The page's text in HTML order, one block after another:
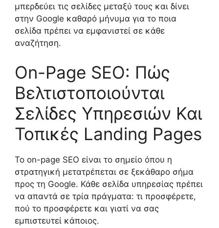
μπερδεύει τις σελίδες μεταξύ τους και δίνει
στην Google καθαρό μήνυμα για το ποια
σελίδα πρέπει να εμφανιστεί σε κάθε
αναζήτηση.
On-Page SEO: Πώς
Βελτιστοποιούνται
Σελίδες Υπηρεσιών Και
Τοπικές Landing Pages
Το on-page SEO είναι το σημείο όπου η
στρατηγική μετατρέπεται σε ξεκάθαρο σήμα
προς τη Google. Κάθε σελίδα υπηρεσίας πρέπει
να απαντά σε τρία πράγματα: τι προσφέρετε,
πού το προσφέρετε και γιατί να σας
εμπιστευτεί κάποιος.